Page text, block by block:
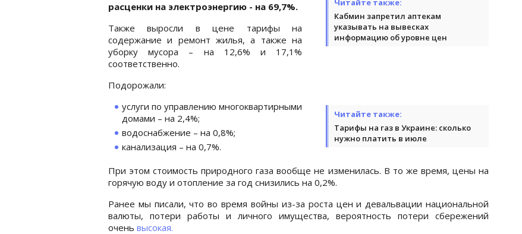
Читайте также:
Кабмин запретил аптекам
указывать на вывесках
информацию об уровне цен
расценки на электроэнергию - на 69,7%.
Также выросли в цене тарифы на
содержание и ремонт жилья, а также на
уборку мусора – на 12,6% и 17,1%
соответственно.
Подорожали:
Читайте также:
Тарифы на газ в Украине: сколько
нужно платить в июле
услуги по управлению многоквартирными
домами – на 2,4%;
водоснабжение – на 0,8%;
канализация – на 0,7%.
При этом стоимость природного газа вообще не изменилась. В то же время, цены на
горячую воду и отопление за год снизились на 0,2%.
Ранее мы писали, что во время войны из-за роста цен и девальвации национальной
валюты, потери работы и личного имущества, вероятность потери сбережений
очень высокая.